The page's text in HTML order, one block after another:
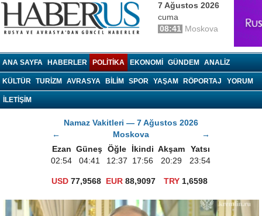
7 Ağustos 2026
cuma
08:41 Moskova
ANA SAYFA HABERLER POLITIKA EKONOMI GÜNDEM ANALIZ
KÜLTÜR TURIZM AVRASYA BILIM SPOR YAŞAM RÖPORTAJ YORUM
İLETİŞİM
Namaz Vakitleri — 7 Ağustos 2026
←
Moskova
→
Ezan Güneş Öğle İkindi Akşam
Yatsı
02:54
04:41 12:37 17:56 20:29 23:54
USD 77,9568 EUR 88,9097 TRY1,6598